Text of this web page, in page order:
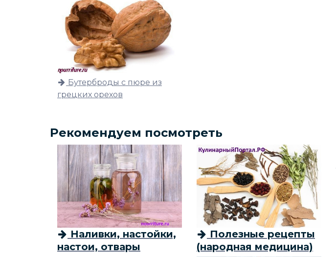
Бутерброды с пюре из
грецких орехов
Рекомендуем посмотреть
Наливки, настойки,
настои, отвары
Полезные рецепты
(народная медицина)